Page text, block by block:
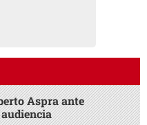
Aspra ante